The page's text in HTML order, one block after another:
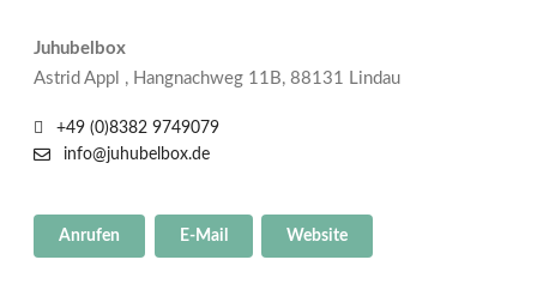
Juhubelbox
Astrid Appl , Hangnachweg 11B, 88131 Lindau
+49 (0)8382 9749079
info@juhubelbox.de
Anrufen E-Mail Website